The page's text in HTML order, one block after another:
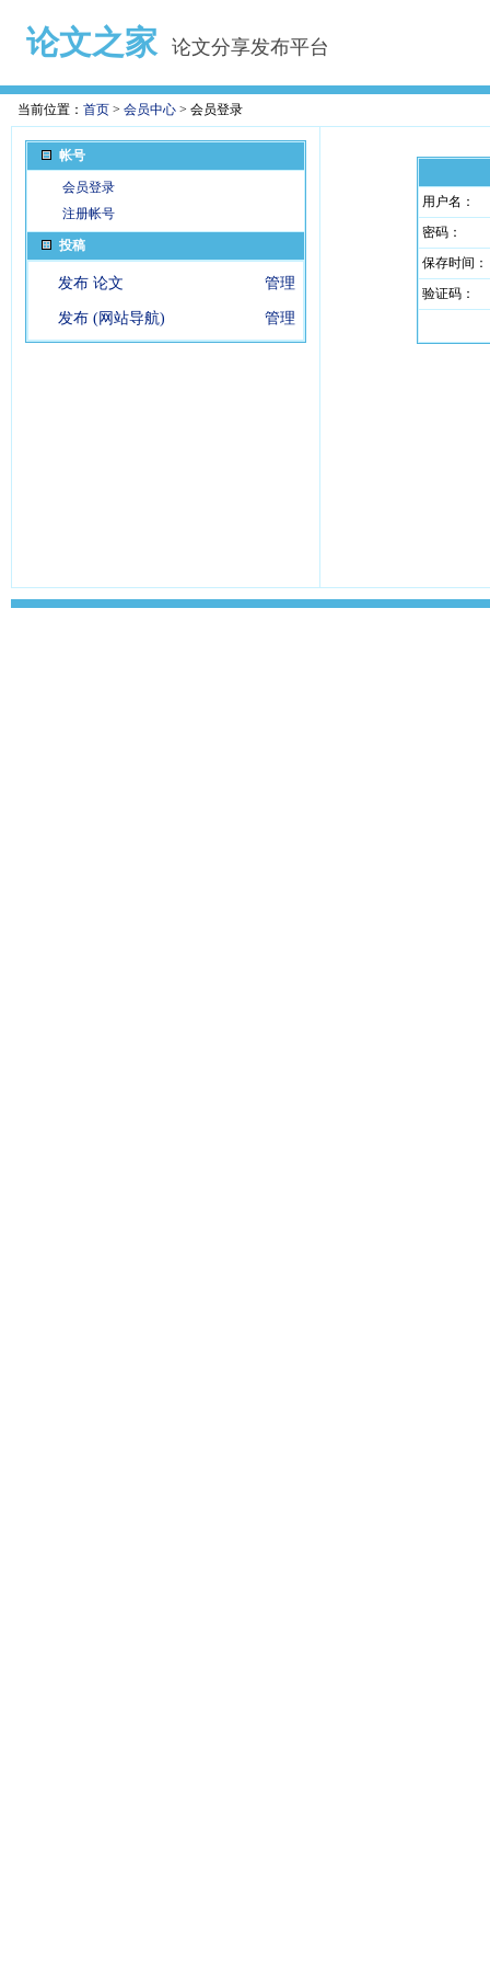
论文之家 论文分享发布平台
当前位置： 首页 > 会员中心 > 会员登录
帐号
会员登录
注册帐号
投稿
发布 论文 管理
发布 (网站导航) 管理
用户名：
密码：
保存时间：
验证码：